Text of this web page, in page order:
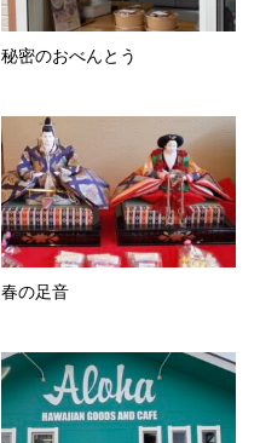
秘密のおべんとう
春の足音